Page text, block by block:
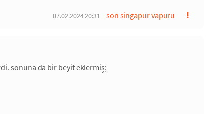
son singapur vapuru
07.02.2024 20:31
sonuna da bir beyit eklermiş;